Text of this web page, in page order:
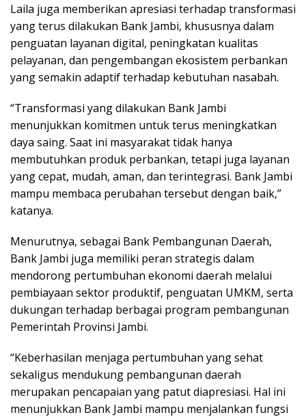
Laila juga memberikan apresiasi terhadap transformasi
yang terus dilakukan Bank Jambi, khususnya dalam
penguatan layanan digital, peningkatan kualitas
pelayanan, dan pengembangan ekosistem perbankan
yang semakin adaptif terhadap kebutuhan nasabah.
“Transformasi yang dilakukan Bank Jambi
menunjukkan komitmen untuk terus meningkatkan
daya saing. Saat ini masyarakat tidak hanya
membutuhkan produk perbankan, tetapi juga layanan
yang cepat, mudah, aman, dan terintegrasi. Bank Jambi
mampu membaca perubahan tersebut dengan baik,”
katanya.
Menurutnya, sebagai Bank Pembangunan Daerah,
Bank Jambi juga memiliki peran strategis dalam
mendorong pertumbuhan ekonomi daerah melalui
pembiayaan sektor produktif, penguatan UMKM, serta
dukungan terhadap berbagai program pembangunan
Pemerintah Provinsi Jambi.
“Keberhasilan menjaga pertumbuhan yang sehat
sekaligus mendukung pembangunan daerah
merupakan pencapaian yang patut diapresiasi. Hal ini
menunjukkan Bank Jambi mampu menjalankan fungsi